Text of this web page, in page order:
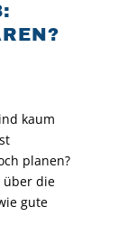
kaum
planen?
über die
gute